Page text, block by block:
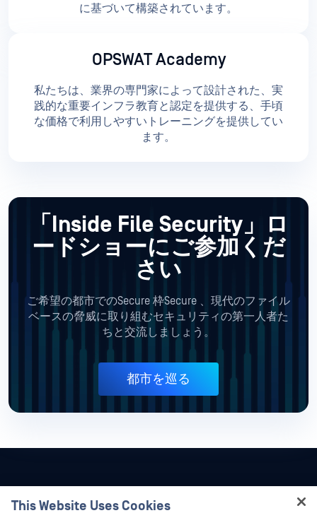
に基づいて構築されています。
OPSWAT Academy
私たちは、業界の専門家によって設計された、実
践的な重要インフラ教育と認定を提供する、手頃
な価格で利用しやすいトレーニングを提供してい
ます。
「Inside File Security」ロ
ードショーにご参加くだ
さい
ご希望の都市でのSecure 枠Secure 、現代のファイル
ベースの脅威に取り組むセキュリティの第一人者た
ちと交流しましょう。
都市を巡る
This Website Uses Cookies